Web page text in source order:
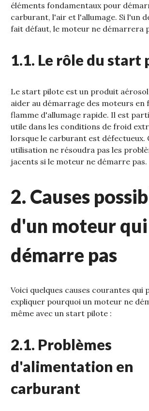
éléments fondamentaux pour
carburant‚ l'air et l'allumage. Si l'un
fait défaut‚ le moteur ne démarrera
1.1. Le rôle du start
Le start pilote est un produit
aider au démarrage des moteurs en
flamme d'allumage rapide. Il est
utile dans les conditions de froid
lorsque le carburant est défectueux.
utilisation ne résoudra pas les
jacents si le moteur ne démarre pas.
2. Causes
d'un moteur
démarre pas
Voici quelques causes courantes qui
expliquer pourquoi un moteur ne
même avec un start pilote :
2.1. Problèmes
d'alimentation en
carburant